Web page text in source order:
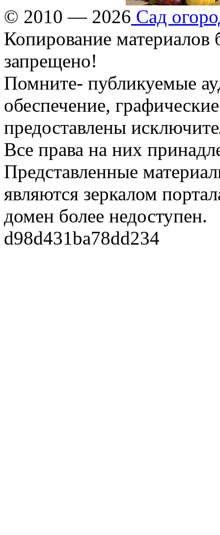
© 2010 — 2026 Сад
Копирование материалов
запрещено!
Помните- публикуемые
обеспечение,
предоставлены
Все права на них
Представленные
являются зеркалом
домен более недоступен.
d98d431ba78dd234